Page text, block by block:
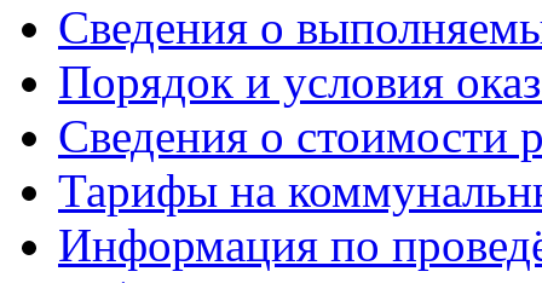
Сведения о
Порядок и условия
Сведения о стоимости
Тарифы на
Информация по